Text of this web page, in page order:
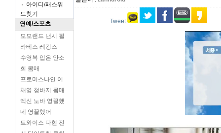
아이디/패스워
드찾기
연예/스포츠
모모랜드 낸시 필
라테스 레깅스
수영복 입은 안소
희 몸매
프로미스나인 이
채영 청바지 몸매
엑신 노바 영끌했
네 영끌했어
트와이스 다현 전
Tweet